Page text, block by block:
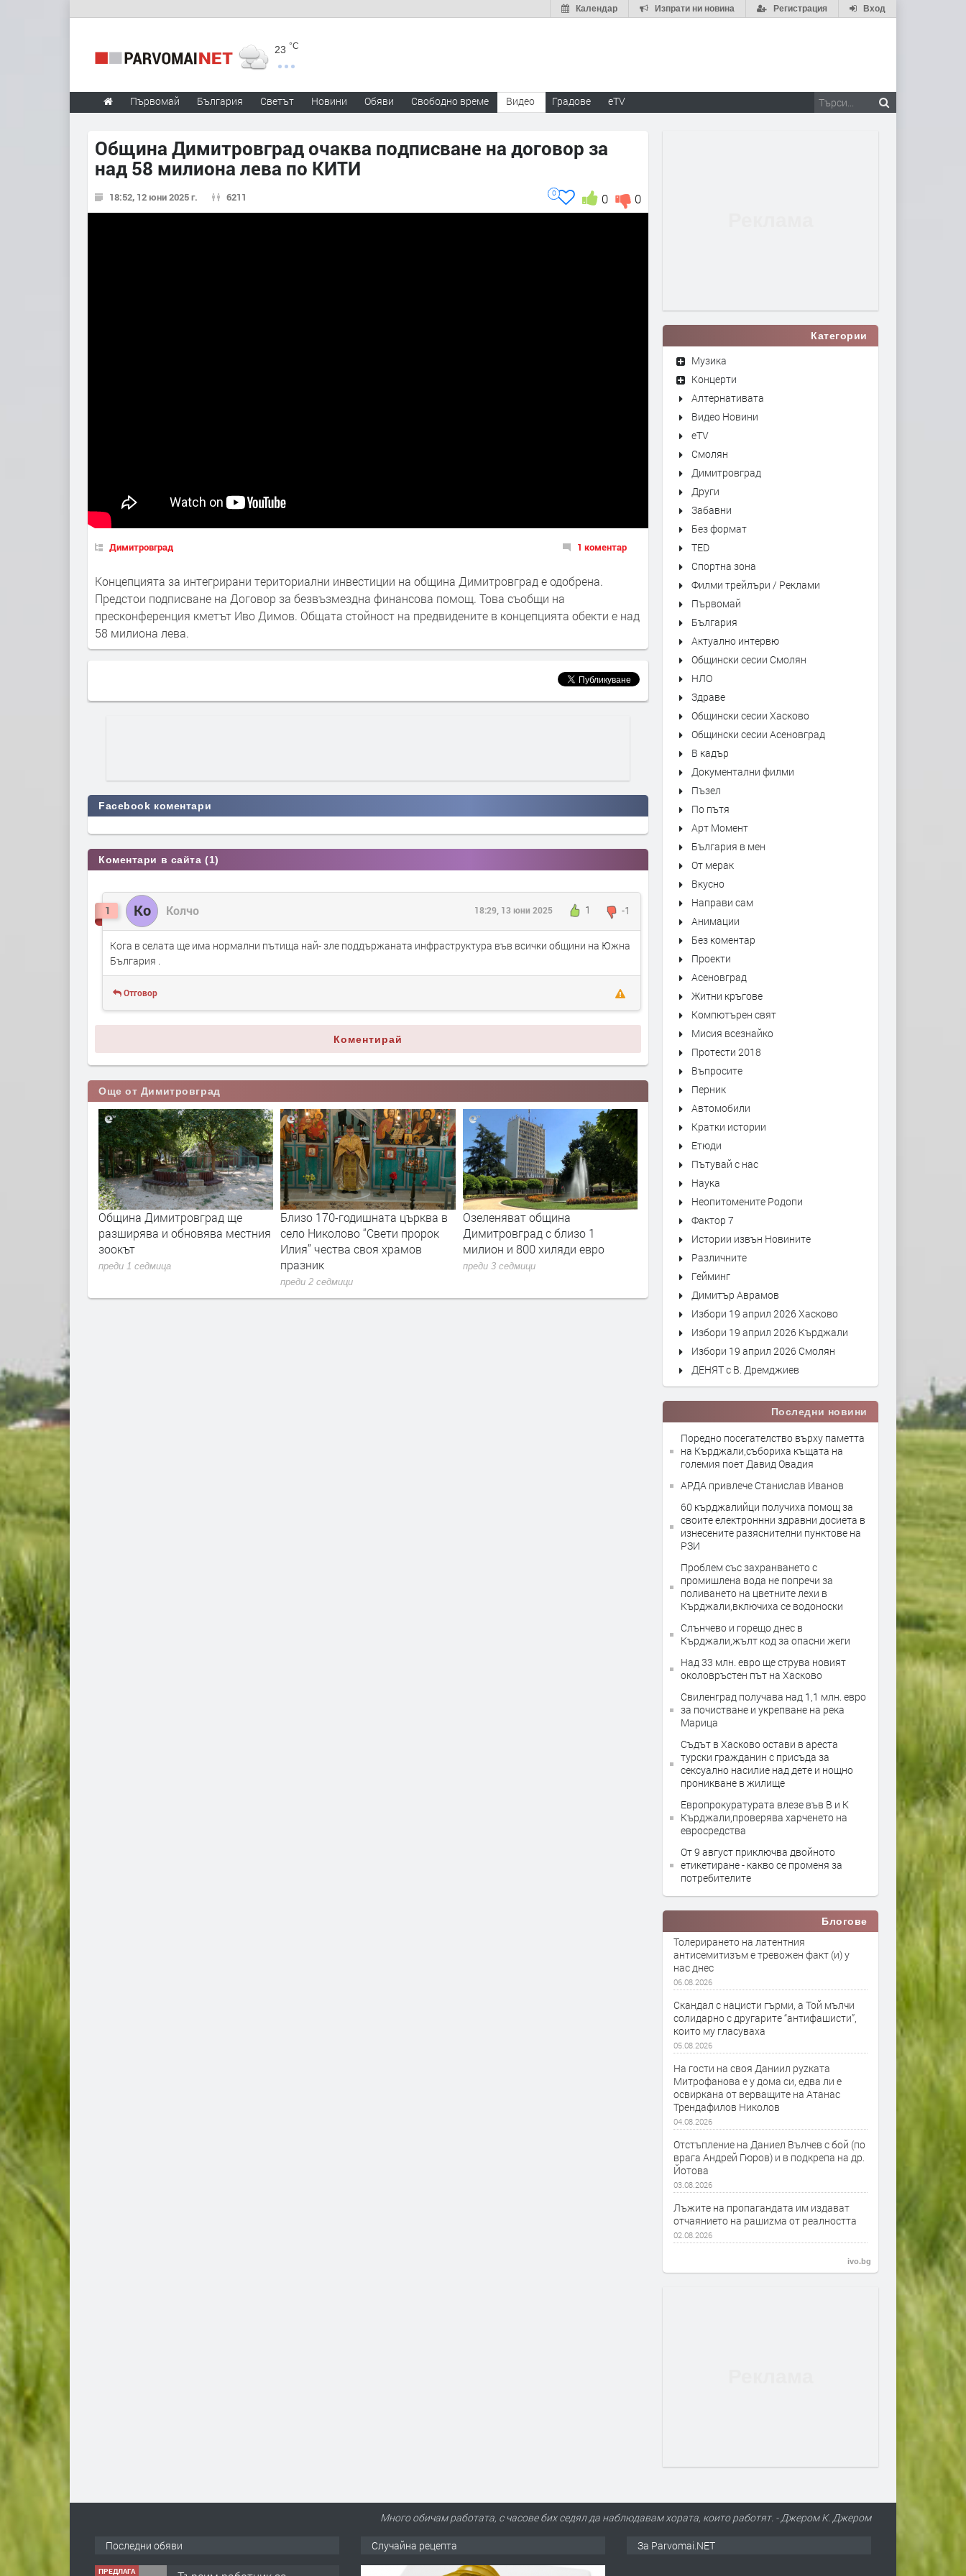
Вход
Регистрация
Изпрати ни новина
Календар
23 °C
Първомай България Светът Новини Обяви Свободно време Видео Градове eTV
Община Димитровград очаква подписване на договор за
над 58 милиона лева по КИТИ
18:52, 12 юни 2025 г. 6211 0
0
0
Димитровград 1 коментар
Концепцията за интегрирани териториални инвестиции на община Димитровград е одобрена.
Предстои подписване на Договор за безвъзмездна финансова помощ. Това съобщи на
пресконференция кметът Иво Димов. Общата стойност на предвидените в концепцията обекти е над
58 милиона лева.
Facebook коментари
Коментари в сайта (1)
1 Ко Колчо 1 -1
18:29, 13 юни 2025
Кога в селата ще има нормални пътища най- зле поддържаната инфраструктура във всички общини на Южна
България .
Отговор
Коментирай
Още от Димитровград
Община Димитровград ще
разширява и обновява местния
зоокът
преди 1 седмица
Близо 170-годишната църква в
село Николово “Свети пророк
Илия” чества своя храмов
празник
преди 2 седмици
Озеленяват община
Димитровград с близо 1
милион и 800 хиляди евро
преди 3 седмици
С официална церемония
откриха още един саниран блок
в Димитровград
Категории
Музика
Концерти
Алтернативата
Видео Новини
eTV
Смолян
Димитровград
Други
Забавни
Без формат
TED
Спортна зона
Филми трейлъри / Реклами
Първомай
България
Актуално интервю
Общински сесии Смолян
НЛО
Здраве
Общински сесии Хасково
Общински сесии Асеновград
В кадър
Документални филми
Пъзел
По пътя
Арт Момент
България в мен
От мерак
Вкусно
Направи сам
Анимации
Без коментар
Проекти
Асеновград
Житни кръгове
Компютърен свят
Мисия всезнайко
Протести 2018
Въпросите
Перник
Автомобили
Кратки истории
Етюди
Пътувай с нас
Наука
Неопитомените Родопи
Фактор 7
Истории извън Новините
Различните
Гейминг
Димитър Аврамов
Избори 19 април 2026 Хасково
Избори 19 април 2026 Кърджали
Избори 19 април 2026 Смолян
ДЕНЯТ с В. Дремджиев
Последни новини
Поредно посегателство върху паметта
на Кърджали,събориха къщата на
големия поет Давид Овадия
АРДА привлече Станислав Иванов
60 кърджалийци получиха помощ за
своите електроннни здравни досиета в
изнесените разяснителни пунктове на
РЗИ
Проблем със захранването с
промишлена вода не попречи за
поливането на цветните лехи в
Кърджали,включиха се водоноски
Слънчево и горещо днес в
Кърджали,жълт код за опасни жеги
Над 33 млн. евро ще струва новият
околовръстен път на Хасково
Свиленград получава над 1,1 млн. евро
за почистване и укрепване на река
Марица
Съдът в Хасково остави в ареста
турски гражданин с присъда за
сексуално насилие над дете и нощно
проникване в жилище
Европрокуратурата влезе във В и К
Кърджали,проверява харченето на
евросредства
От 9 август приключва двойното
етикетиране - какво се променя за
потребителите
Блогове
Толерирането на латентния
антисемитизъм е тревожен факт (и) у
нас днес
06.08.2026
Скандал с нацисти гърми, а Той мълчи
солидарно с другарите “антифашисти”,
които му гласуваха
05.08.2026
На гости на своя Даниил руzката
Митрофанова е у дома си, едва ли е
освиркана от верващите на Атанас
Трендафилов Николов
04.08.2026
Отстъпление на Даниел Вълчев с бой (по
врага Андрей Гюров) и в подкрепа на др.
Йотова
03.08.2026
Лъжите на пропагандата им издават
отчаянието на рашиzма от реалността
02.08.2026
ivo.bg
Много обичам работата, с часове бих седял да наблюдавам хората, които работят. - Джером К. Джером
Последни обяви
ПРЕДЛАГА
Случайна рецепта За Parvomai.NET